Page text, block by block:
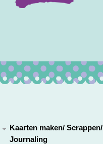
Kaarten maken/ Scrappen/
Journaling